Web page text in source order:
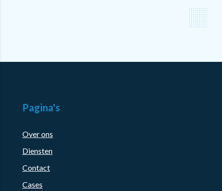
Pagina's
Over ons
Diensten
Contact
Cases